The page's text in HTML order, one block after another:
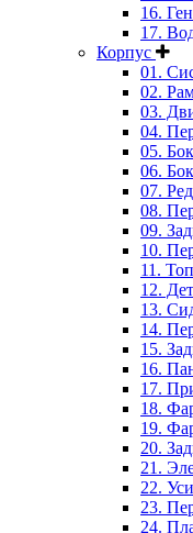
16.
17.
Корпус
01.
02.
03.
04.
05.
06.
07.
08.
09.
10.
11.
12.
13.
14.
15.
16.
17.
18.
19.
20.
21.
22.
23.
24.